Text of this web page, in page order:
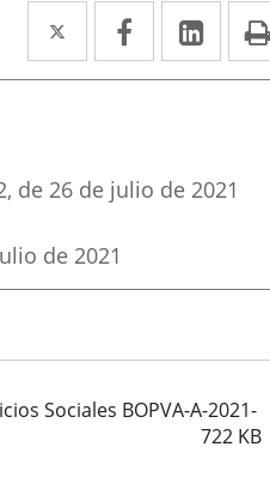
Twitter
Enlace
a
externa.
Facebook
Enlace
a
externa.
a
, de 26 de julio de 2021
de 2021
Sociales BOPVA-A-2021-
722 KB